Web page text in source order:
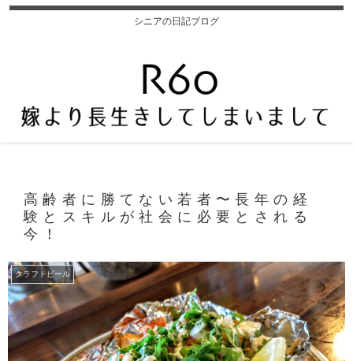
シニアの日記ブログ
高齢者に勝てない若者〜長年の経
験とスキルが社会に必要とされる
今！
クラフトビール